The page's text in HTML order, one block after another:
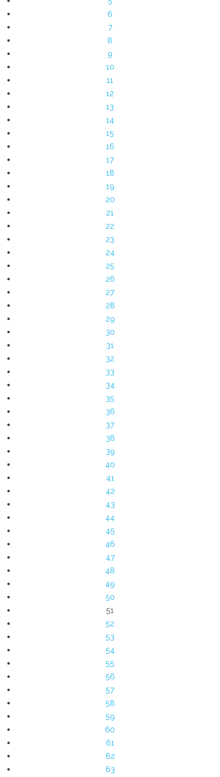
6
7
8
9
10
11
12
13
14
15
16
17
18
19
20
21
22
23
24
25
26
27
28
29
30
31
32
33
34
35
36
37
38
39
40
41
42
43
44
45
46
47
48
49
50
51
52
53
54
55
56
57
58
59
60
61
62
63